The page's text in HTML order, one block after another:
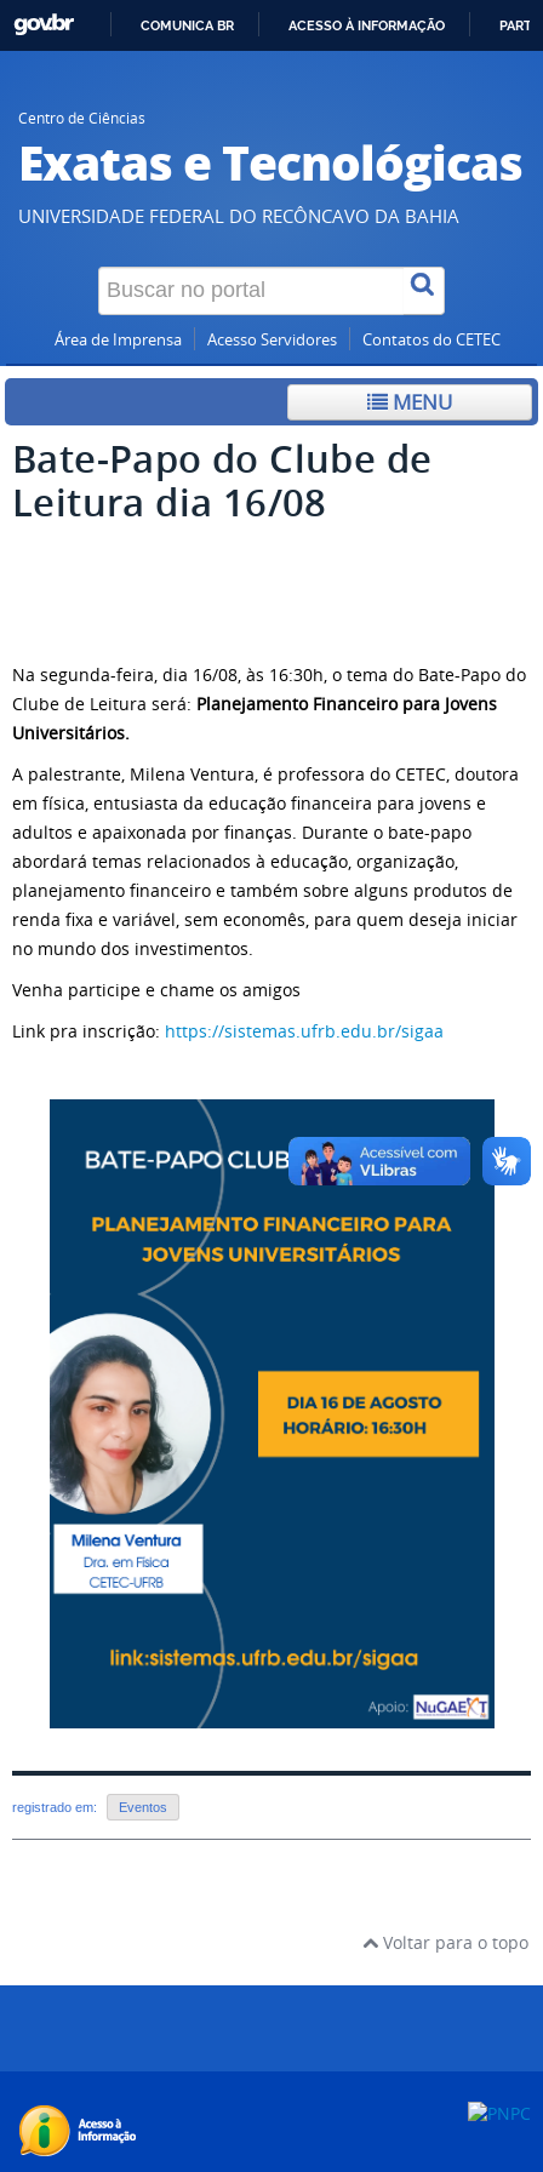
COMUNICA BR ACESSO À INFORMAÇÃO
Centro de Ciências
Exatas e Tecnológicas
UNIVERSIDADE FEDERAL DO RECÔNCAVO DA BAHIA
Área de Imprensa Acesso Servidores Contatos do CETEC
MENU
Bate-Papo do Clube de
Leitura dia 16/08
Na segunda-feira, dia 16/08, às 16:30h, o tema do Bate-Papo do
Clube de Leitura será: Planejamento Financeiro para Jovens
Universitários.
A palestrante, Milena Ventura, é professora do CETEC, doutora
em física, entusiasta da educação financeira para jovens e
adultos e apaixonada por finanças. Durante o bate-papo
abordará temas relacionados à educação, organização,
planejamento financeiro e também sobre alguns produtos de
renda fixa e variável, sem economês, para quem deseja iniciar
no mundo dos investimentos.
Venha participe e chame os amigos
Link pra inscrição: https://sistemas.ufrb.edu.br/sigaa
registrado em: Eventos
Voltar para o topo